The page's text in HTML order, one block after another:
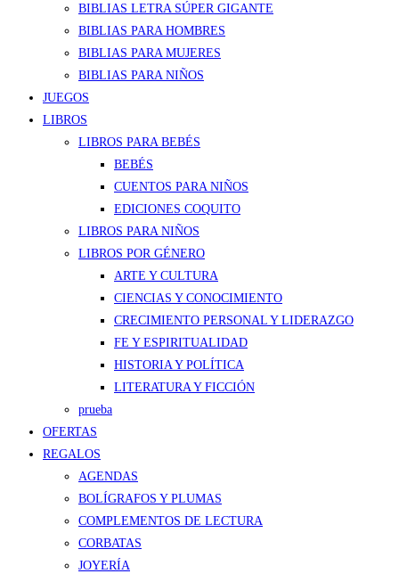
BIBLIAS LETRA SÚPER GIGANTE
BIBLIAS PARA HOMBRES
BIBLIAS PARA MUJERES
BIBLIAS PARA NIÑOS
JUEGOS
LIBROS
LIBROS PARA BEBÉS
BEBÉS
CUENTOS PARA NIÑOS
EDICIONES COQUITO
LIBROS PARA NIÑOS
LIBROS POR GÉNERO
ARTE Y CULTURA
CIENCIAS Y CONOCIMIENTO
CRECIMIENTO PERSONAL Y LIDERAZGO
FE Y ESPIRITUALIDAD
HISTORIA Y POLÍTICA
LITERATURA Y FICCIÓN
prueba
OFERTAS
REGALOS
AGENDAS
BOLÍGRAFOS Y PLUMAS
COMPLEMENTOS DE LECTURA
CORBATAS
JOYERÍA